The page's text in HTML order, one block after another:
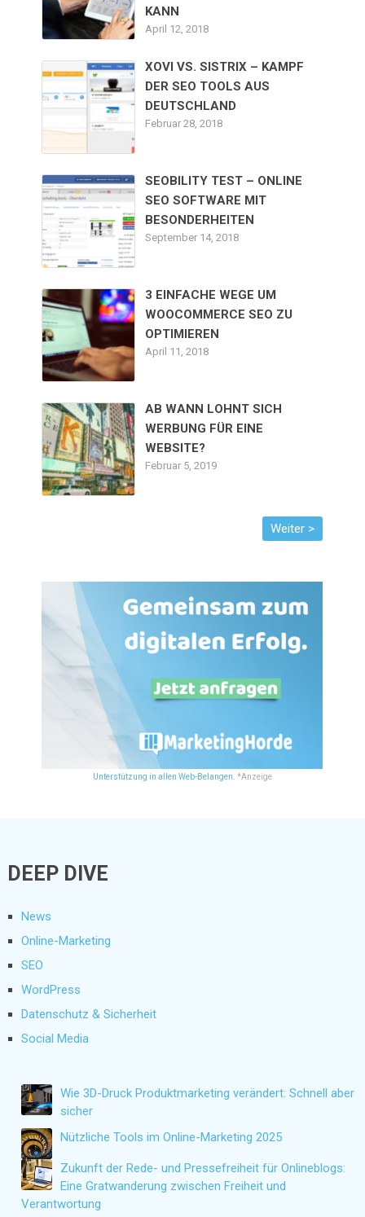
KANN
April 12, 2018
XOVI VS. SISTRIX – KAMPF
DER SEO TOOLS AUS
DEUTSCHLAND
Februar 28, 2018
SEOBILITY TEST – ONLINE
SEO SOFTWARE MIT
BESONDERHEITEN
September 14, 2018
3 EINFACHE WEGE UM
WOOCOMMERCE SEO ZU
OPTIMIEREN
April 11, 2018
AB WANN LOHNT SICH
WERBUNG FÜR EINE
WEBSITE?
Februar 5, 2019
Unterstützung in allen Web-Belangen. *Anzeige
DEEP DIVE
News
Online-Marketing
SEO
WordPress
Datenschutz & Sicherheit
Social Media
Wie 3D-Druck Produktmarketing verändert: Schnell aber
sicher
Nützliche Tools im Online-Marketing 2025
Zukunft der Rede- und Pressefreiheit für Onlineblogs:
Eine Gratwanderung zwischen Freiheit und
Verantwortung